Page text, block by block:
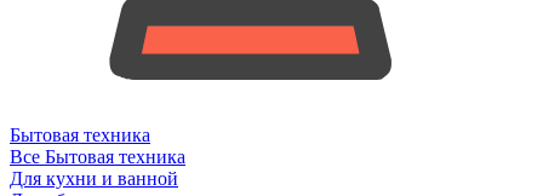
Бытовая техника
Все Бытовая техника
Для кухни и ванной